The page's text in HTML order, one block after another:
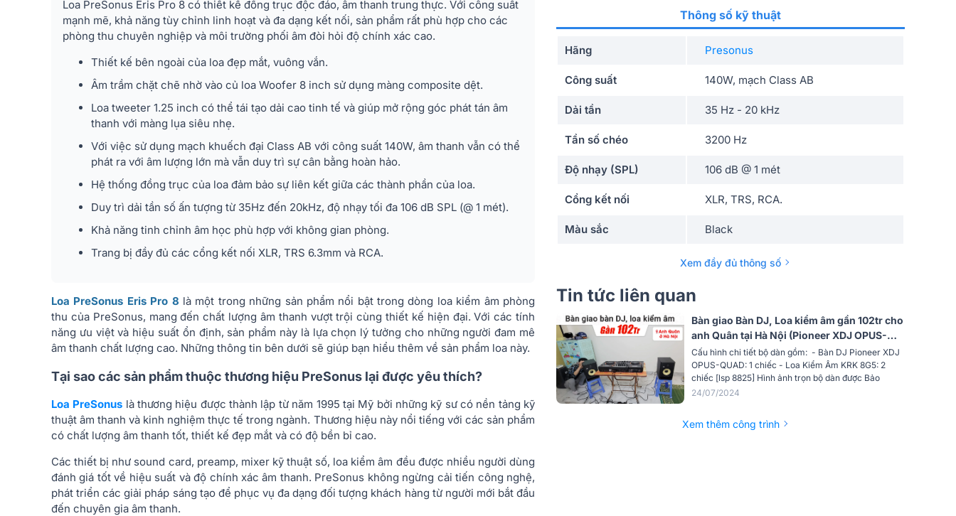
Loa PreSonus Eris Pro 8 có thiết kế đồng trục độc đáo, âm thanh trung thực. Với công suất
mạnh mẽ, khả năng tùy chỉnh linh hoạt và đa dạng kết nối, sản phẩm rất phù hợp cho các
phòng thu chuyên nghiệp và môi trường phối âm đòi hỏi độ chính xác cao.
Thiết kế bên ngoài của loa đẹp mắt, vuông vắn.
Âm trầm chặt chẽ nhờ vào củ loa Woofer 8 inch sử dụng màng composite dệt.
Loa tweeter 1.25 inch có thể tái tạo dải cao tinh tế và giúp mở rộng góc phát tán âm
thanh với màng lụa siêu nhẹ.
Với việc sử dụng mạch khuếch đại Class AB với công suất 140W, âm thanh vẫn có thể
phát ra với âm lượng lớn mà vẫn duy trì sự cân bằng hoàn hảo.
Hệ thống đồng trục của loa đảm bảo sự liên kết giữa các thành phần của loa.
Duy trì dải tần số ấn tượng từ 35Hz đến 20kHz, độ nhạy tối đa 106 dB SPL (@ 1 mét).
Khả năng tinh chỉnh âm học phù hợp với không gian phòng.
Trang bị đầy đủ các cổng kết nối XLR, TRS 6.3mm và RCA.
Loa PreSonus Eris Pro 8 là một trong những sản phẩm nổi bật trong dòng loa kiểm âm phòng
thu của PreSonus, mang đến chất lượng âm thanh vượt trội cùng thiết kế hiện đại. Với các tính
năng ưu việt và hiệu suất ổn định, sản phẩm này là lựa chọn lý tưởng cho những người đam mê
âm thanh chất lượng cao. Những thông tin bên dưới sẽ giúp bạn hiểu thêm về sản phẩm loa này.
Tại sao các sản phẩm thuộc thương hiệu PreSonus lại được yêu thích?
Loa PreSonus là thương hiệu được thành lập từ năm 1995 tại Mỹ bởi những kỹ sư có nền tảng kỹ
thuật âm thanh và kinh nghiệm thực tế trong ngành. Thương hiệu này nổi tiếng với các sản phẩm
có chất lượng âm thanh tốt, thiết kế đẹp mắt và có độ bền bỉ cao.
Các thiết bị như sound card, preamp, mixer kỹ thuật số, loa kiểm âm đều được nhiều người dùng
đánh giá tốt về hiệu suất và độ chính xác âm thanh. PreSonus không ngừng cải tiến công nghệ,
phát triển các giải pháp sáng tạo để phục vụ đa dạng đối tượng khách hàng từ người mới bắt đầu
đến chuyên gia âm thanh.
Thông số kỹ thuật
Hãng Presonus
Công suất 140W, mạch Class AB
Dải tần 35 Hz - 20 kHz
Tần số chéo 3200 Hz
Độ nhạy (SPL) 106 dB @ 1 mét
Cổng kết nối XLR, TRS, RCA.
Màu sắc Black
240 x 290 x 284mm
Xem đầy đủ thông số
Tin tức liên quan
Bàn giao Bàn DJ, Loa kiểm âm gần 102tr cho
anh Quân tại Hà Nội (Pioneer XDJ OPUS-
QUAD, KRK 8G5)
Cấu hình chi tiết bộ dàn gồm: - Bàn DJ Pioneer XDJ
OPUS-QUAD: 1 chiếc - Loa Kiểm Âm KRK 8G5: 2
chiếc [lsp 8825] Hình ảnh trọn bộ dàn được Bảo
24/07/2024
Xem thêm công trình